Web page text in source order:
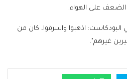
على الهواء.
اذهبوا واسرقوا، كان من
غيرهم".